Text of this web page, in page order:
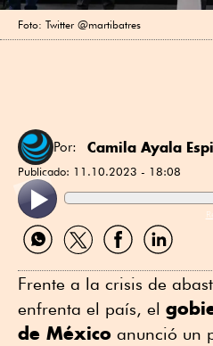
Foto: Twitter @martibatres
Por: Camila Ayala
Publicado: 11.10.2023 - 18:08
Compartir
por
Compartir
por
Compartir
por
Compartir
por
Frente a la crisis de
enfrenta el país, el
de México anunció un